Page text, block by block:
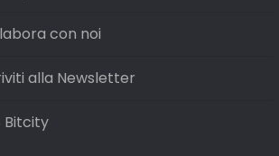
con noi
alla Newsletter
Bitcity